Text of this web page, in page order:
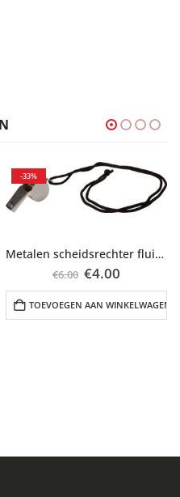
-33%
Metalen scheidsrechter fluitje met koord zwart 2 stuks
€6.00
was:
€6.00.
€4.00Huidige
is:
€4.00.
TOEVOEGEN AAN WINKELWAGEN